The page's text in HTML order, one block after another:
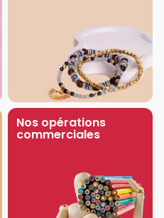
Nos opérations
commerciales